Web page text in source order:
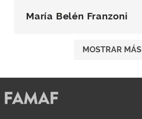
María Belén Franzoni
MOSTRAR MÁS